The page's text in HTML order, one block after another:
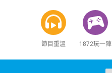
節目重溫 1872玩一陣